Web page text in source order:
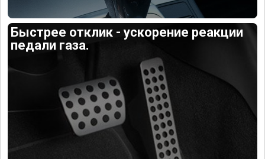
Быстрее отклик - ускорение реакции
педали газа.